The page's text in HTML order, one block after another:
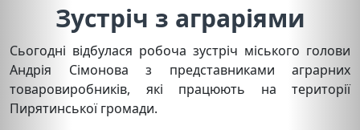
Зустріч з аграріями
Сьогодні відбулася робоча зустріч міського голови
Андрія Сімонова з представниками аграрних
товаровиробників, які працюють на території
Пирятинської громади.